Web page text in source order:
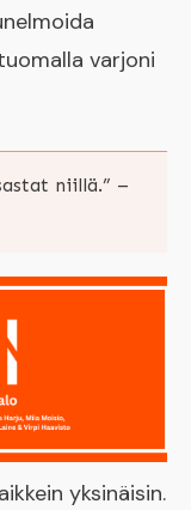
varjoni
niillä.” –
yksinäisin.